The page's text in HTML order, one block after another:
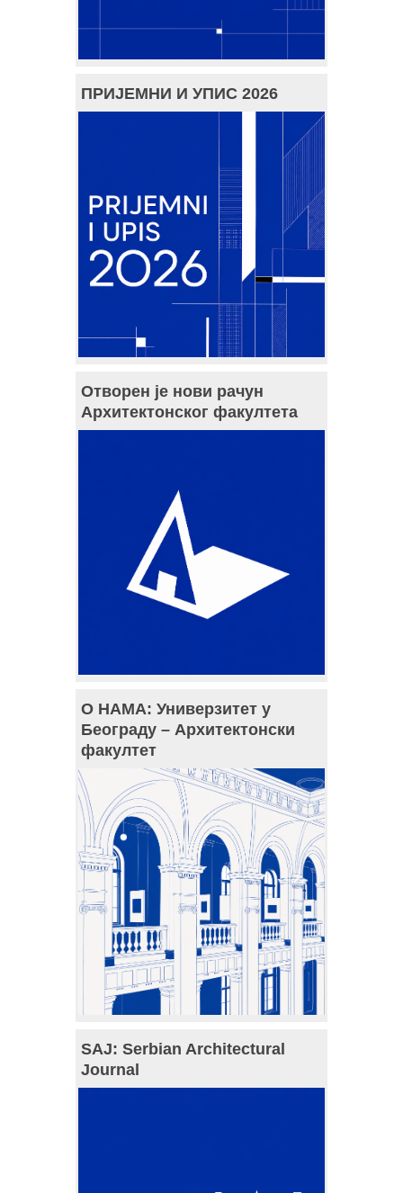
ПРИЈЕМНИ И УПИС 2026
Отворен је нови рачун
Архитектонског факултета
О НАМА: Универзитет у
Београду – Архитектонски
факултет
SAJ: Serbian Architectural
Journal